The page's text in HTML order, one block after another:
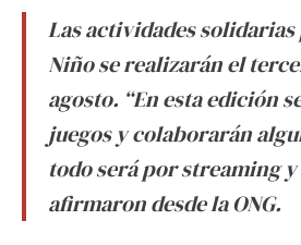
Las actividades solidarias
Niño se realizarán el
agosto. “En esta edición
juegos y colaborarán
todo será por streaming
afirmaron desde la ONG.